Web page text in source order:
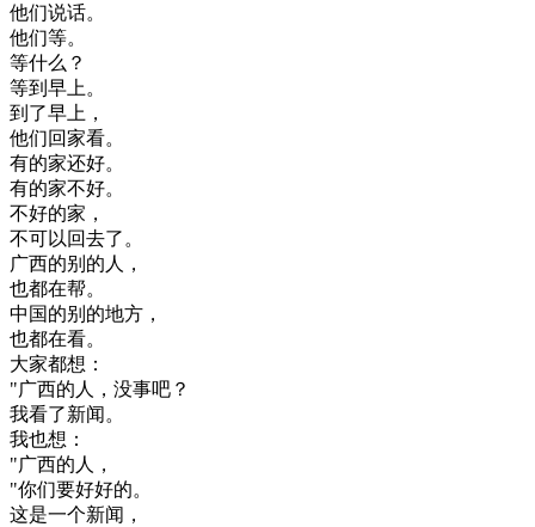
他们说话。
他们等。
等什么 ？
等到 早上。
到了早上 ，
他们回家看。
有的家还好。
有的家不好。
不好的家 ，
不可以回去了。
广西的别的人 ，
也都在帮。
中国的别的地方 ，
也都在看。
大家都想 ：
"广西的人 ， 没事吧 ？
我看了新闻。
我也想 ：
"广西的人 ，
"你们要好好的。
这是一个新闻 ，